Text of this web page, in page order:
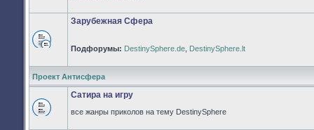
Нет
сообщений
Зарубежная Сфера
Подфорумы: DestinySphere.de DestinySphere.lt
Проект Антисфера
Сатира на игру
все жанры приколов на тему DestinySphere